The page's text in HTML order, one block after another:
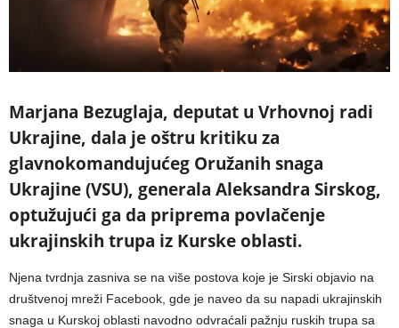
Marjana Bezuglaja, deputat u Vrhovnoj radi
Ukrajine, dala je oštru kritiku za
glavnokomandujućeg Oružanih snaga
Ukrajine (VSU), generala Aleksandra Sirskog,
optužujući ga da priprema povlačenje
ukrajinskih trupa iz Kurske oblasti.
Njena tvrdnja zasniva se na više postova koje je Sirski objavio na
društvenoj mreži Facebook, gde je naveo da su napadi ukrajinskih
snaga u Kurskoj oblasti navodno odvraćali pažnju ruskih trupa sa